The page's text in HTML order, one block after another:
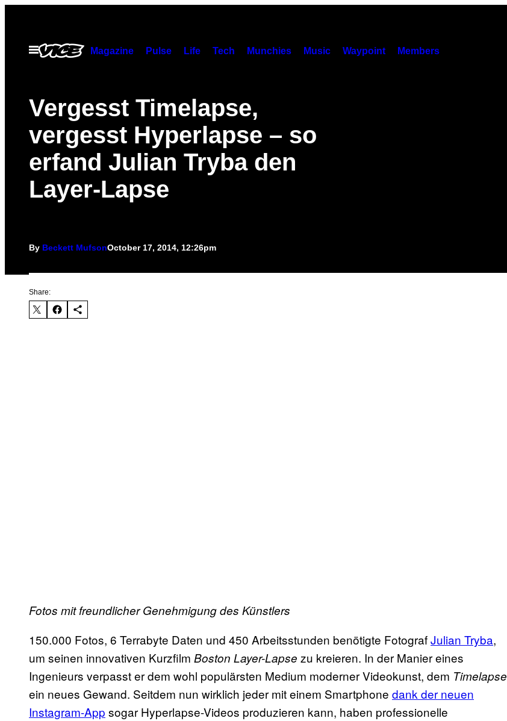
contentOpen
Menu
Magazine Pulse Life Tech Munchies Music Waypoint Members
Vergesst Timelapse,
vergesst Hyperlapse – so
erfand Julian Tryba den
Layer-Lapse
By Beckett MufsonOctober 17, 2014, 12:26pm
Share:
Fotos mit freundlicher Genehmigung des Künstlers
150.000 Fotos, 6 Terrabyte Daten und 450 Arbeitsstunden benötigte FotografJulian Tryba,
um seinen innovativen Kurzfilm Boston Layer-Lapse zu kreieren. In der Manier eines
Ingenieurs verpasst er dem wohl populärsten Medium moderner Videokunst, dem Timelapse
ein neues Gewand. Seitdem nun wirklich jeder mit einem Smartphone dank der neuen
Instagram-App sogar Hyperlapse-Videos produzieren kann, haben professionelle